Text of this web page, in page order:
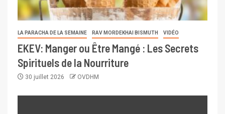
LA PARACHA DE LA SEMAINE RAV MORDEKHAI BISMUTH VIDÉO
EKEV: Manger ou Être Mangé : Les Secrets
Spirituels de la Nourriture
30 juillet 2026 OVDHM